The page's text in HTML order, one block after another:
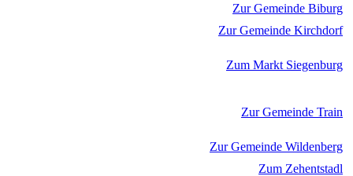
Zur Gemeinde Biburg
Zur Gemeinde Kirchdorf
Zum Markt Siegenburg
Zur Gemeinde Train
Zur Gemeinde Wildenberg
Zum Zehentstadl